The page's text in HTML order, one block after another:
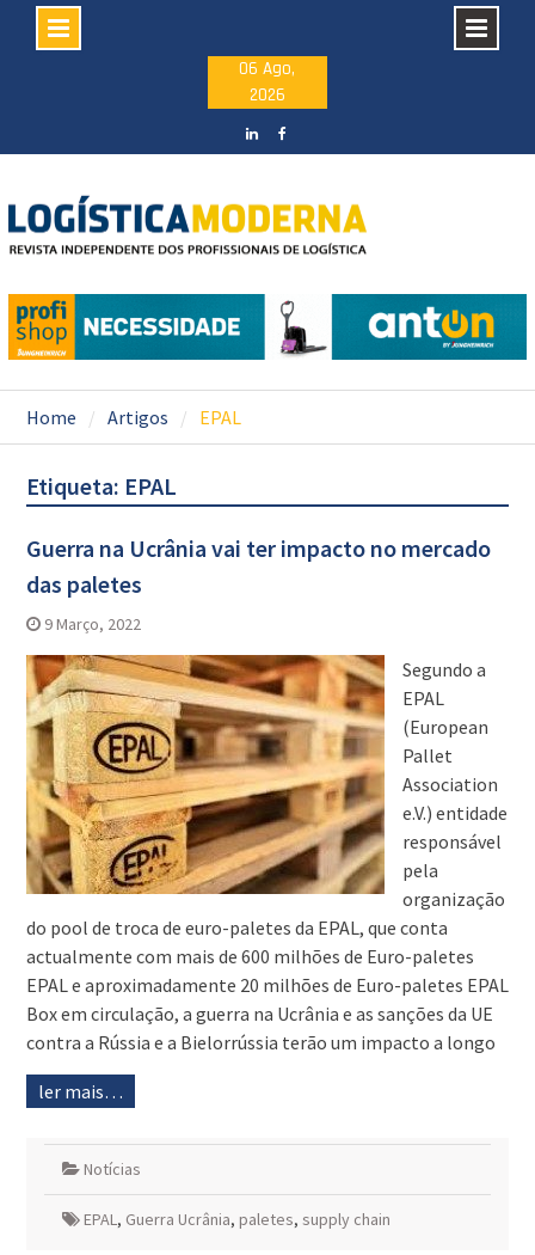
06 Ago,
2026
Home Artigos EPAL
Etiqueta: EPAL
Guerra na Ucrânia vai ter impacto no mercado
das paletes
9 Março, 2022
Segundo a
EPAL
(European
Pallet
Association
e.V.) entidade
responsável
pela
organização
do pool de troca de euro-paletes da EPAL, que conta
actualmente com mais de 600 milhões de Euro-paletes
EPAL e aproximadamente 20 milhões de Euro-paletes EPAL
Box em circulação, a guerra na Ucrânia e as sanções da UE
contra a Rússia e a Bielorrússia terão um impacto a longo
ler mais…
Notícias
EPAL, Guerra Ucrânia, paletes, supply chain